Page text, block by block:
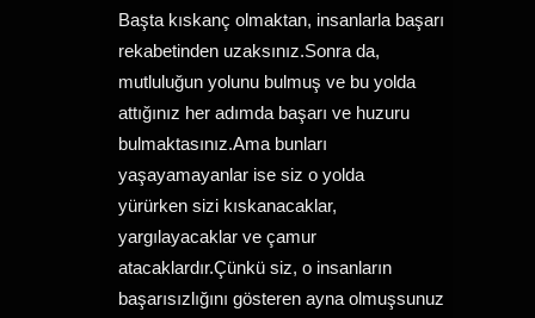
Başta kıskanç olmaktan, insanlarla başarı
rekabetinden uzaksınız.Sonra da,
mutluluğun yolunu bulmuş ve bu yolda
attığınız her adımda başarı ve huzuru
bulmaktasınız.Ama bunları
yaşayamayanlar ise siz o yolda
yürürken sizi kıskanacaklar,
yargılayacaklar ve çamur
atacaklardır.Çünkü siz, o insanların
başarısızlığını gösteren ayna olmuşsunuz